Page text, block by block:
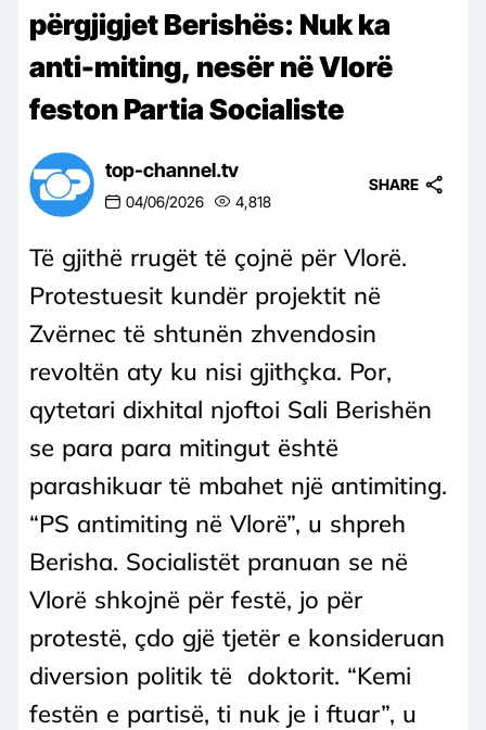
përgjigjet Berishës: Nuk ka
anti-miting, nesër në Vlorë
feston Partia Socialiste
top-channel.tv
04/06/2026 4,818
SHARE
Të gjithë rrugët të çojnë për Vlorë.
Protestuesit kundër projektit në
Zvërnec të shtunën zhvendosin
revoltën aty ku nisi gjithçka. Por,
qytetari dixhital njoftoi Sali Berishën
se para para mitingut është
parashikuar të mbahet një antimiting.
“PS antimiting në Vlorë”, u shpreh
Berisha. Socialistët pranuan se në
Vlorë shkojnë për festë, jo për
protestë, çdo gjë tjetër e konsideruan
diversion politik të doktorit. “Kemi
festën e partisë, ti nuk je i ftuar”, u